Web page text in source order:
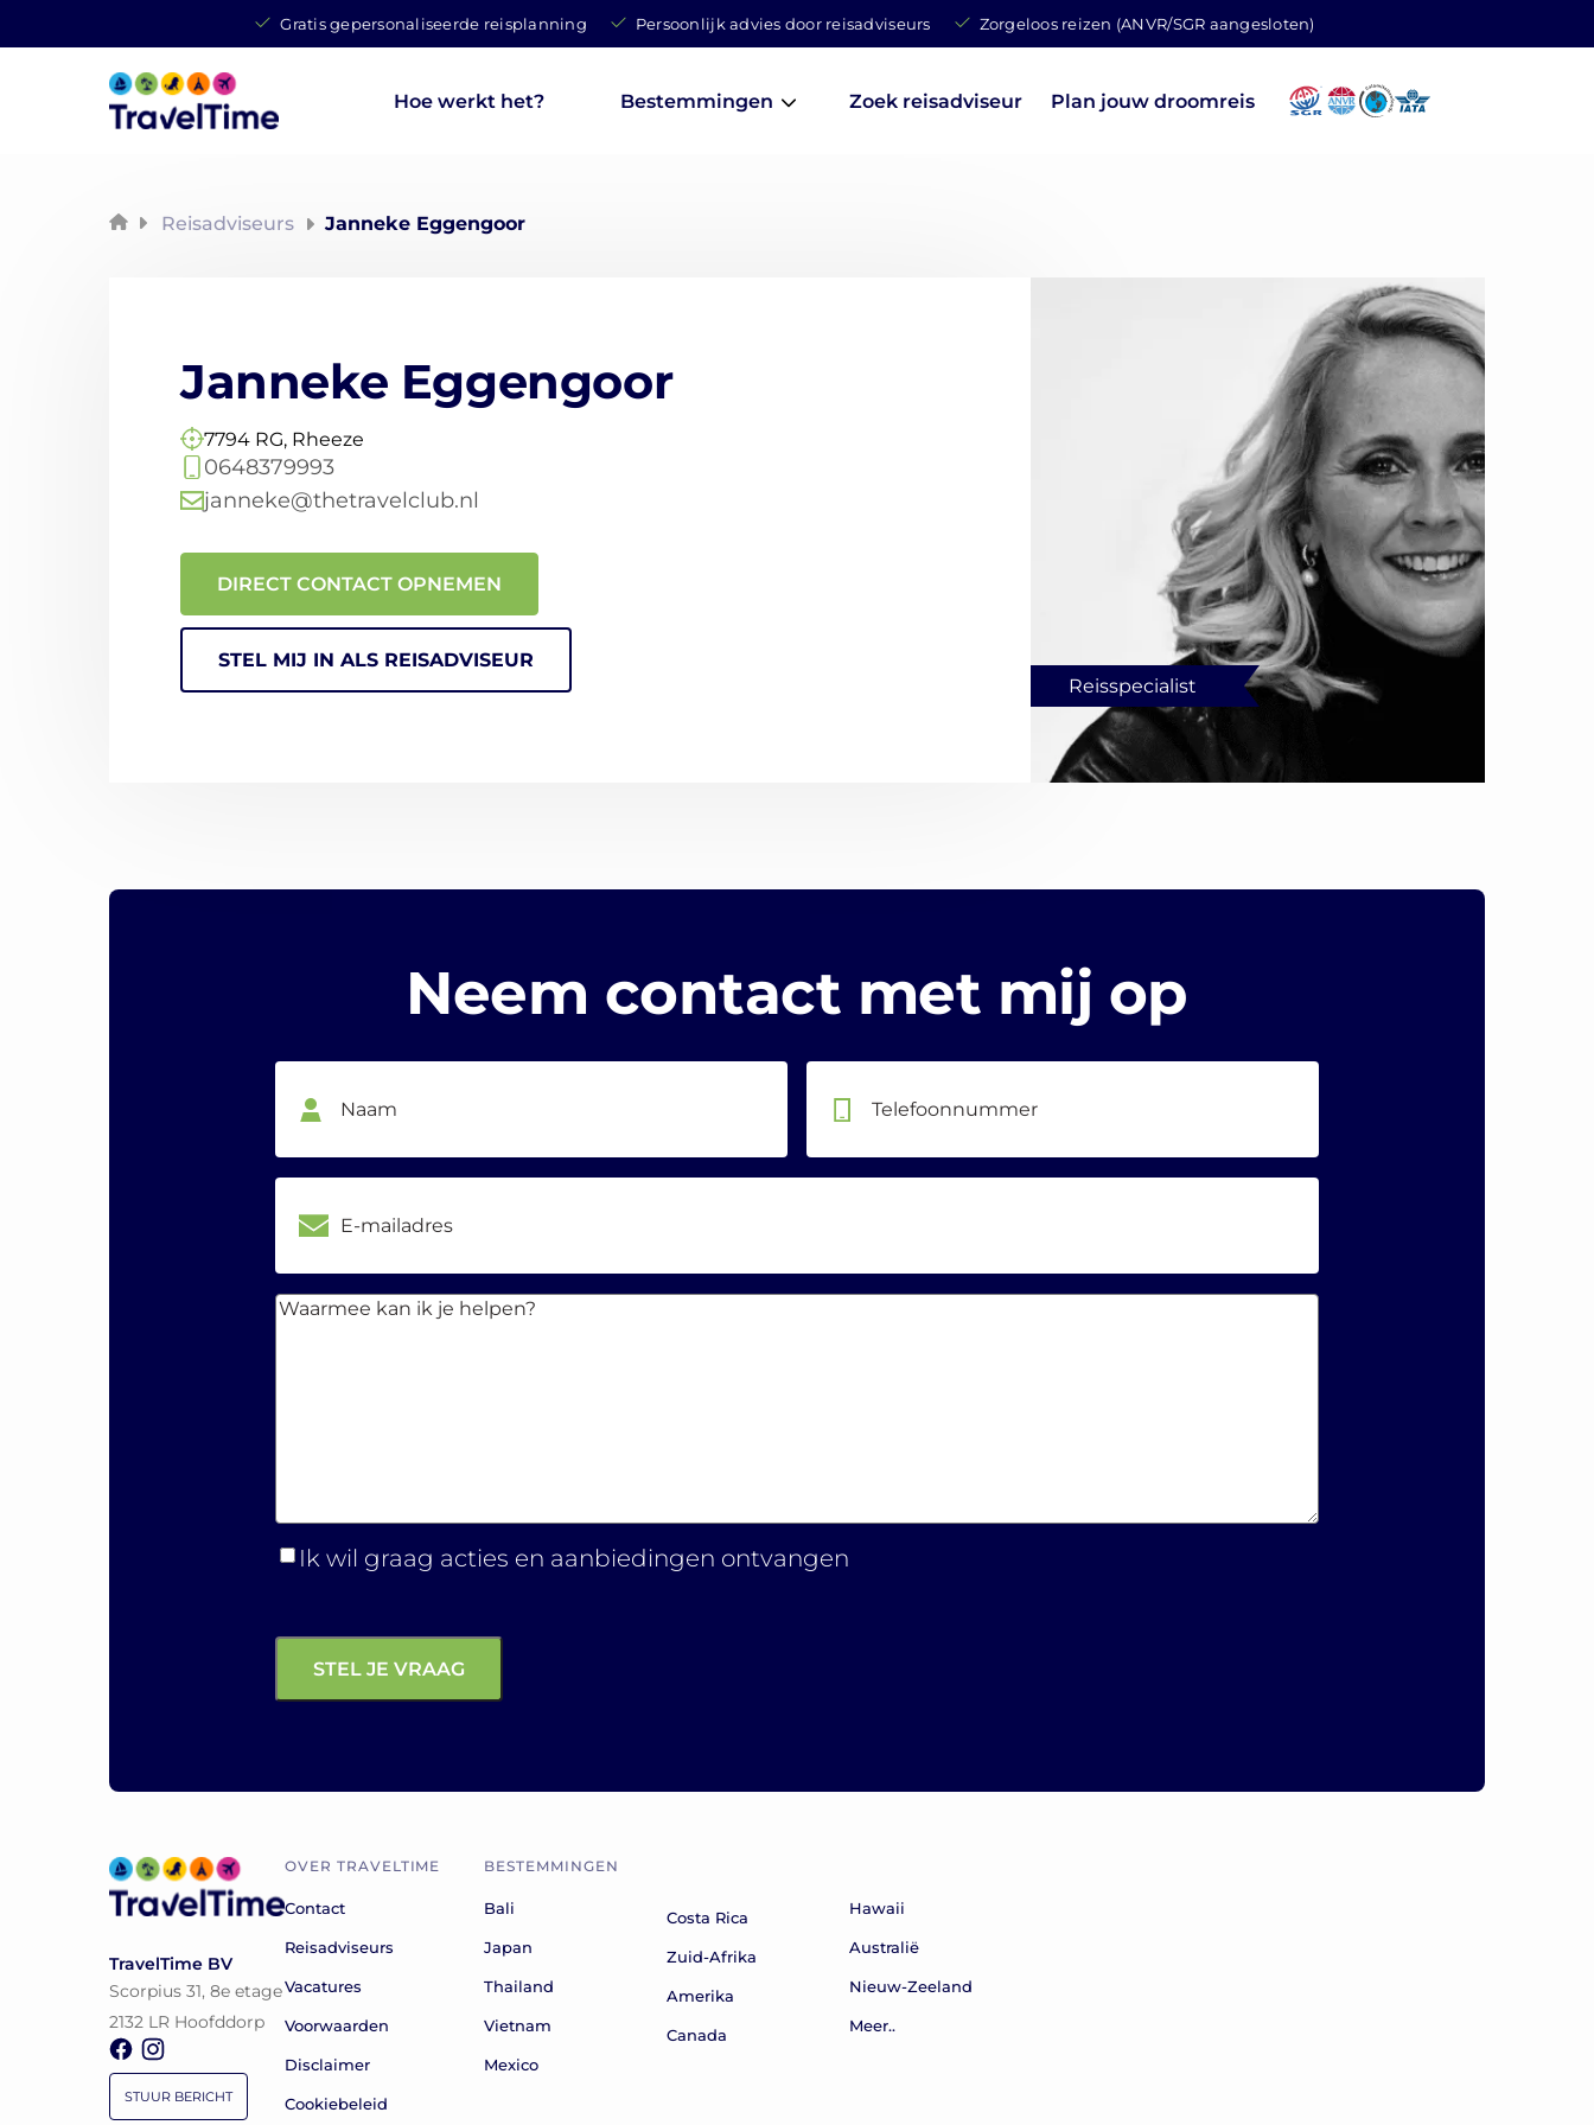
Gratis gepersonaliseerde reisplanning Persoonlijk advies door reisadviseurs Zorgeloos reizen (ANVR/SGR aangesloten)
Hoe werkt het? Bestemmingen Zoek reisadviseur Plan jouw droomreis
Reisadviseurs Janneke Eggengoor
Janneke Eggengoor
7794 RG, Rheeze
0648379993
janneke@thetravelclub.nl
DIRECT CONTACT OPNEMEN
STEL MIJ IN ALS REISADVISEUR
Reisspecialist
Neem contact met mij op
mailadres
Waarmee
Ik wil graag acties en aanbiedingen ontvangen
TravelTime BV
Scorpius 31, 8e etage
2132 LR Hoofddorp
STUUR BERICHT
OVER TRAVELTIME
Contact
Reisadviseurs
Vacatures
Voorwaarden
Disclaimer
Cookiebeleid
BESTEMMINGEN
Bali
Japan
Thailand
Vietnam
Mexico
Costa Rica
Zuid-Afrika
Amerika
Canada
Hawaii
Australië
Nieuw-Zeeland
Meer..